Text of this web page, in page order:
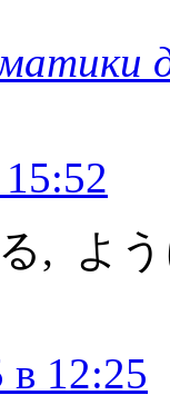
, よ
в 12:25